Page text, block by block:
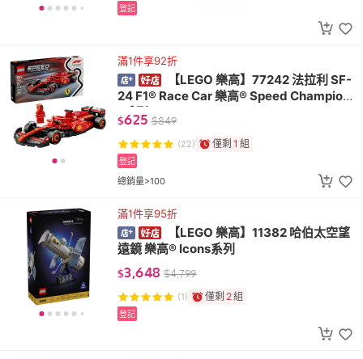
登記
滿1件享92折
【LEGO 樂高】77242 法拉利 SF-
24 F1® Race Car 樂高® Speed Champion
s系列
$625 $849
(22) 僅剩 1 組
總銷量>100
登記
滿1件享95折
【LEGO 樂高】11382 哈伯太空望
遠鏡 樂高® Icons系列
$3,648 $4,799
(1) 僅剩 2組
登記